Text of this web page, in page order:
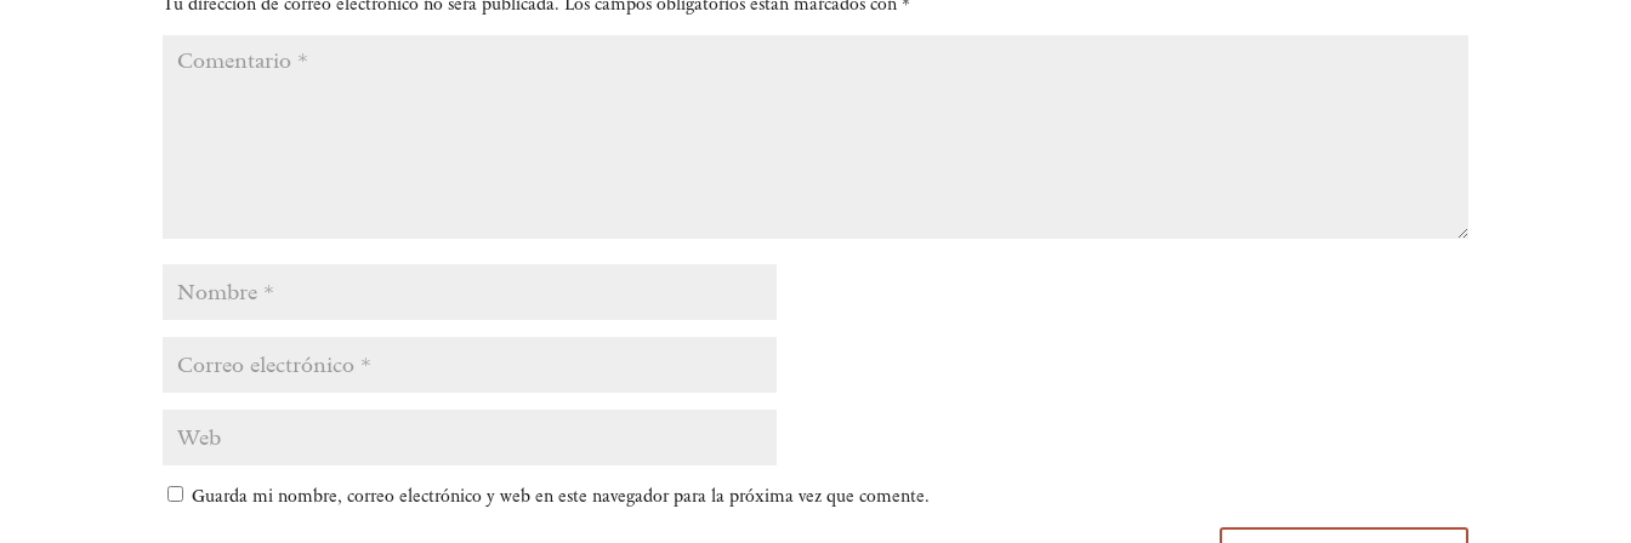
Guarda mi nombre, correo electrónico y web en este navegador para la próxima vez que comente.